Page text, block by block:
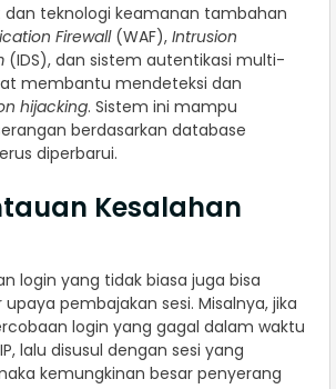
dan teknologi keamanan tambahan
Firewall(WAF), Intrusion
(IDS), dan sistem autentikasi multi-
membantu mendeteksi dan
hijacking. Sistem ini mampu
berdasarkan database
diperbarui.
Kesalahan
login yang tidak biasa juga bisa
pembajakan sesi. Misalnya, jika
login yang gagal dalam waktu
lalu disusul dengan sesi yang
kemungkinan besar penyerang